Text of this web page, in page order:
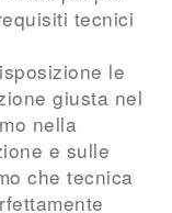
tecnici
le
giusta nel
nella
e sulle
che tecnica